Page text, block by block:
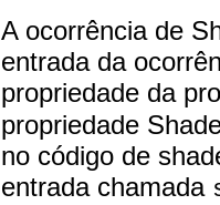
A ocorrência de
entrada da
propriedade da
propriedade
no código de
entrada chamada